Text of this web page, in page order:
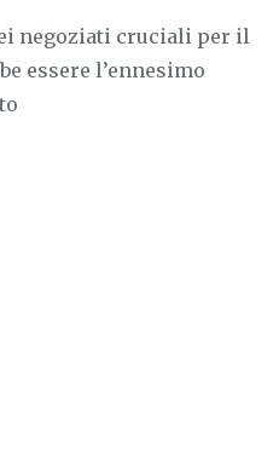
negoziati cruciali per il
essere l’ennesimo